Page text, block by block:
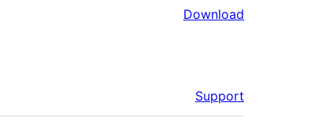
Download
Support